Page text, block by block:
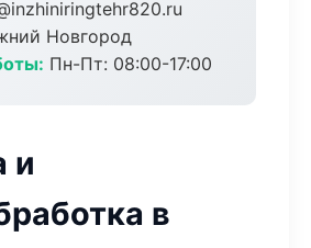
Новгород
Пн-Пт: 08:00-17:00
и
в